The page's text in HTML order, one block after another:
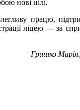
нові цілі.
працю,
ліцею — за
Гришко